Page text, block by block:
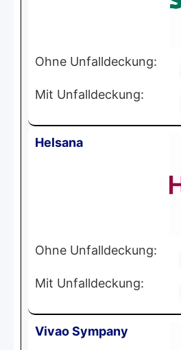
Ohne Unfalldeckung:
Mit Unfalldeckung:
Helsana
Ohne Unfalldeckung:
Mit Unfalldeckung:
Vivao Sympany